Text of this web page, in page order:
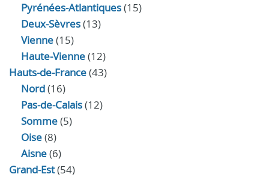
Pyrénées-Atlantiques(15)
Deux-Sèvres(13)
Vienne(15)
Haute-Vienne(12)
Hauts-de-France(43)
Nord(16)
Pas-de-Calais(12)
Somme(5)
Oise(8)
Aisne(6)
Grand-Est(54)